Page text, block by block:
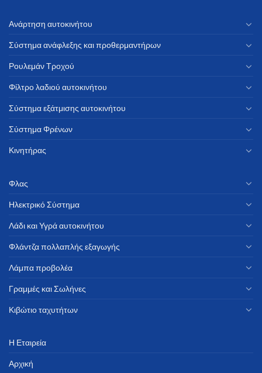
Ανάρτηση αυτοκινήτου
Σύστημα ανάφλεξης και προθερμαντήρων
Ρουλεμάν Τροχού
Φίλτρο λαδιού αυτοκινήτου
Σύστημα εξάτμισης αυτοκινήτου
Σύστημα Φρένων
Κινητήρας
Φλας
Ηλεκτρικό Σύστημα
Λάδι και Υγρά αυτοκινήτου
Φλάντζα πολλαπλής εξαγωγής
Λάμπα προβολέα
Γραμμές και Σωλήνες
Κιβώτιο ταχυτήτων
Η Εταιρεία
Αρχική